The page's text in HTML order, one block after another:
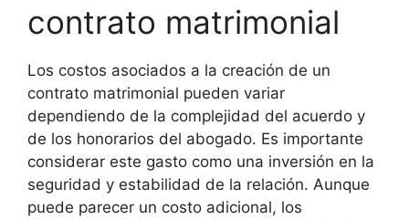
contrato matrimonial
Los costos asociados a la creación de un
contrato matrimonial pueden variar
dependiendo de la complejidad del acuerdo y
de los honorarios del abogado. Es importante
considerar este gasto como una inversión en la
seguridad y estabilidad de la relación. Aunque
puede parecer un costo adicional, los